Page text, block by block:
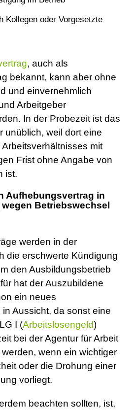
Kollegen oder Vorgesetzte
, auch als
bekannt, kann aber ohne
und einvernehmlich
Arbeitgeber
In der Probezeit ist das
unüblich, weil dort eine
mit
Frist ohne Angabe von
ist.
Aufhebungsvertrag in
Betriebswechsel
werden in der
die erschwerte Kündigung
den Ausbildungsbetrieb
hat der Auszubildene
ein neues
Aussicht, da sonst eine
I (Arbeitslosengeld)
bei der Agentur für Arbeit
wenn ein wichtiger
oder die Drohung einer
vorliegt.
beachten sollten, ist,